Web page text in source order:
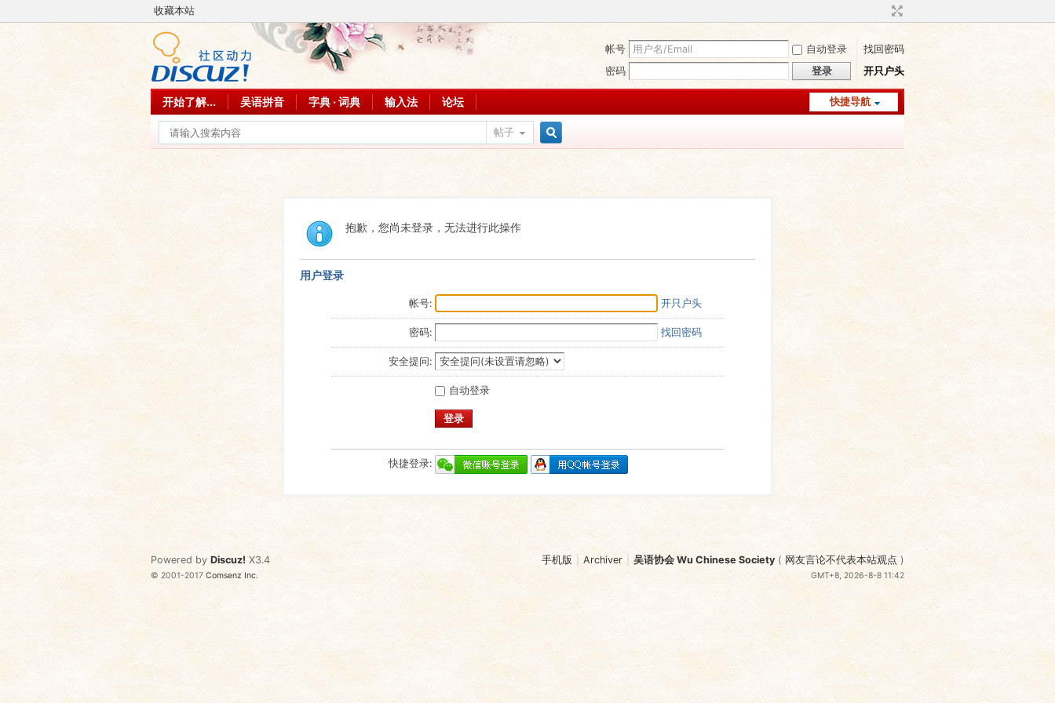
收藏本站
帐号 自动登录
找回密码
密码
登录 开只户头
快捷导航
开始了解... 吴语拼音 字典 · 词典 输入法 论坛
帖子
抱歉，您尚未登录，无法进行此操作
用户登录
帐号: 开只户头
密码: 找回密码
安全提问:
自动登录
登录
快捷登录:
手机版 Archiver 吴语协会 Wu Chinese Society ( 网友言论不代表本站观点 )
GMT+8, 2026-8-8 11:42
Powered by Discuz! X3.4
© 2001-2017Comsenz Inc.